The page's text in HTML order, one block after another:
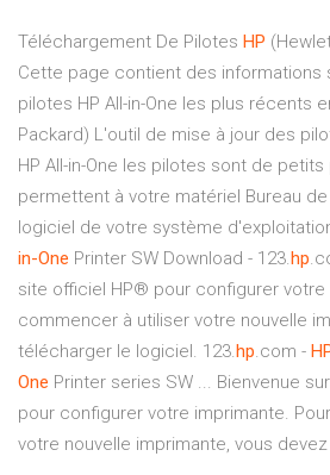
Téléchargement De Pilotes HP
Cette page contient des informations
pilotes HP All-in-One les plus récents
Packard) L'outil de mise à jour des
HP All-in-One les pilotes sont de
permettent à votre matériel Bureau
logiciel de votre système
in-One Printer SW Download - 123. hp
site officiel HP® pour configurer votre
commencer à utiliser votre nouvelle
télécharger le logiciel. 123. hp.com -
One Printer series SW ... Bienvenue
pour configurer votre imprimante.
votre nouvelle imprimante, vous